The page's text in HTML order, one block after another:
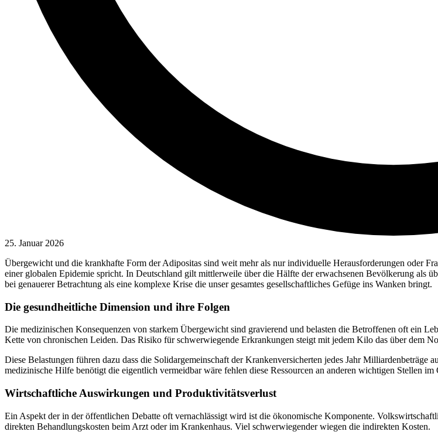
25. Januar 2026
Übergewicht und die krankhafte Form der Adipositas sind weit mehr als nur individuelle Herausforderungen oder
einer globalen Epidemie spricht. In Deutschland gilt mittlerweile über die Hälfte der erwachsenen Bevölkerung als
bei genauerer Betrachtung als eine komplexe Krise die unser gesamtes gesellschaftliches Gefüge ins Wanken bringt.
Die gesundheitliche Dimension und ihre Folgen
Die medizinischen Konsequenzen von starkem Übergewicht sind gravierend und belasten die Betroffenen oft ein
Kette von chronischen Leiden. Das Risiko für schwerwiegende Erkrankungen steigt mit jedem Kilo das über dem
Diese Belastungen führen dazu dass die Solidargemeinschaft der Krankenversicherten jedes Jahr
medizinische Hilfe benötigt die eigentlich vermeidbar wäre fehlen diese Ressourcen an anderen wichtigen Stellen im
Wirtschaftliche Auswirkungen und Produktivitätsverlust
Ein Aspekt der in der öffentlichen Debatte oft vernachlässigt wird ist die ökonomische Komponente.
direkten Behandlungskosten beim Arzt oder im Krankenhaus. Viel schwerwiegender wiegen die indirekten Kosten.